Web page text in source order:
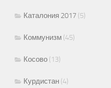
Каталония 2017 (5)
Коммунизм (45)
Косово (13)
Курдистан (4)